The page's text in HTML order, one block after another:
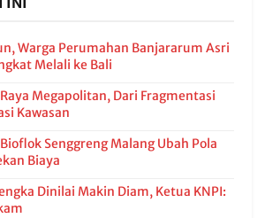
Warga Perumahan Banjararum Asri
Melali ke Bali
Megapolitan, Dari Fragmentasi
Kawasan
Senggreng Malang Ubah Pola
Biaya
Dinilai Makin Diam, Ketua KNPI: